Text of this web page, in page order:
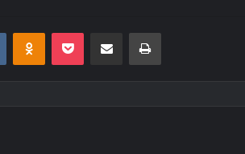
VKontakteOdnoklassniki
Pocket E-Posta ile paylaş Yazdır